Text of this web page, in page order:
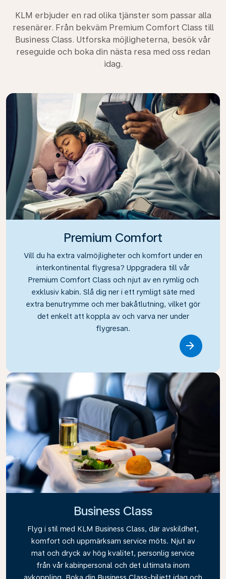
KLM erbjuder en rad olika tjänster som passar alla
resenärer. Från bekväm Premium Comfort Class till
Business Class. Utforska möjligheterna, besök vår
reseguide och boka din nästa resa med oss redan
idag.
Premium Comfort
Vill du ha extra valmöjligheter och komfort under en
interkontinental flygresa? Uppgradera till vår
Premium Comfort Class och njut av en rymlig och
exklusiv kabin. Slå dig ner i ett rymligt säte med
extra benutrymme och mer bakåtlutning, vilket gör
det enkelt att koppla av och varva ner under
flygresan.
Business Class
Flyg i stil med KLM Business Class, där avskildhet,
komfort och uppmärksam service möts. Njut av
mat och dryck av hög kvalitet, personlig service
från vår kabinpersonal och det ultimata inom
avkoppling. Boka din Business Class-biljett idag och